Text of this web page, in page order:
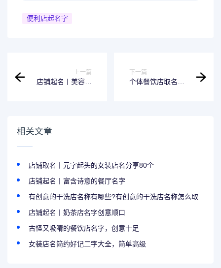
便利店起名字
上一篇
店铺起名丨美容养
下一篇
个体餐饮店取名字
相关文章
店铺取名丨元字起头的女装店名分享80个
店铺起名丨富含诗意的餐厅名字
有创意的干洗店名称有哪些?有创意的干洗店名称怎么取
店铺起名丨奶茶店名字创意顺口
古怪又吸睛的餐饮店名字，创意十足
女装店名简约好记二字大全，简单高级